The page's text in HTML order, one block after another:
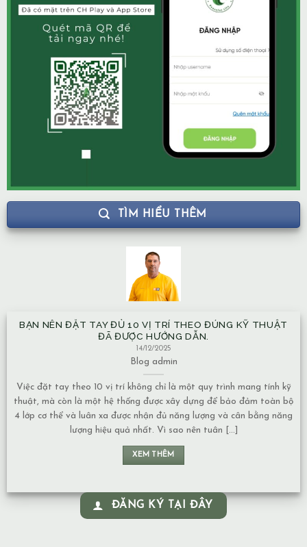
TÌM HIỂU THÊM
BẠN NÊN ĐẶT TAY ĐỦ 10 VỊ TRÍ THEO ĐÚNG KỸ THUẬT
ĐÃ ĐƯỢC HƯỚNG DẪN.
14/12/2025
Blog admin
Việc đặt tay theo 10 vị trí không chỉ là một quy trình mang tính kỹ
thuật, mà còn là một hệ thống được xây dựng để bảo đảm toàn bộ
4 lớp cơ thể và luân xa được nhận đủ năng lượng và cân bằng năng
lượng hiệu quả nhất. Vì sao nên tuân [...]
XEM THÊM
ĐĂNG KÝ TẠI ĐÂY